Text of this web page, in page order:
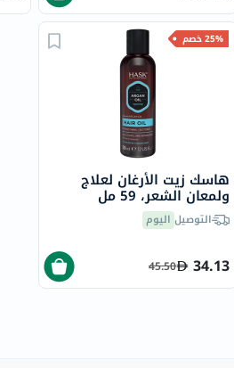
25% خصم
هاسك زيت الأرغان لعلاج
ولمعان الشعر، 59 مل
التوصيل اليوم
34.13
45.50